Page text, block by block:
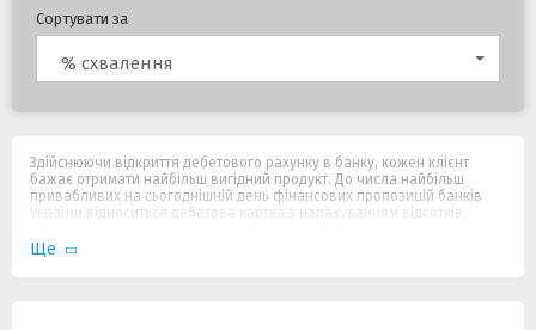
Сортувати за
% схвалення
Здійснюючи відкриття дебетового рахунку в банку, кожен клієнт
бажає отримати найбільш вигідний продукт. До числа найбільш
привабливих на сьогоднішній день фінансових пропозицій банків
України відноситься дебетова картка з нарахуванням відсотків.
Ще